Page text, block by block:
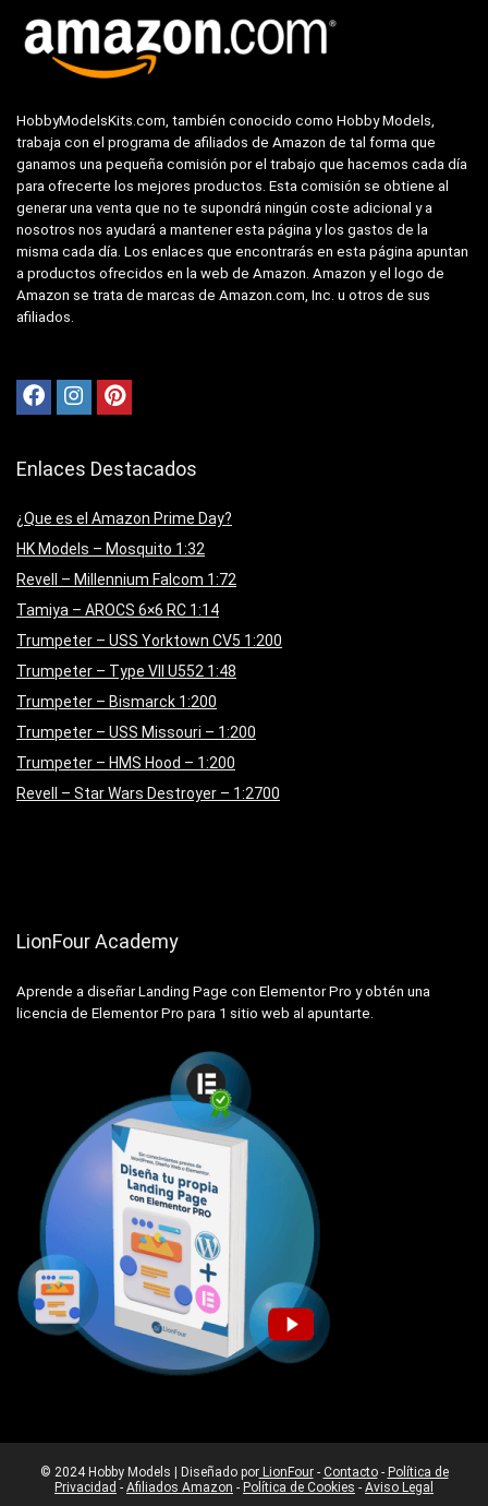
HobbyModelsKits.com, también conocido como Hobby Models,
trabaja con el programa de afiliados de Amazon de tal forma que
ganamos una pequeña comisión por el trabajo que hacemos cada día
para ofrecerte los mejores productos. Esta comisión se obtiene al
generar una venta que no te supondrá ningún coste adicional y a
nosotros nos ayudará a mantener esta página y los gastos de la
misma cada día. Los enlaces que encontrarás en esta página apuntan
a productos ofrecidos en la web de Amazon. Amazon y el logo de
Amazon se trata de marcas de Amazon.com, Inc. u otros de sus
afiliados.
Enlaces Destacados
¿Que es el Amazon Prime Day?
HK Models – Mosquito 1:32
Revell – Millennium Falcom 1:72
Tamiya – AROCS 6×6 RC 1:14
Trumpeter – USS Yorktown CV5 1:200
Trumpeter – Type VII U552 1:48
Trumpeter – Bismarck 1:200
Trumpeter – USS Missouri – 1:200
Trumpeter – HMS Hood – 1:200
Revell – Star Wars Destroyer – 1:2700
LionFour Academy
Aprende a diseñar Landing Page con Elementor Pro y obtén una
licencia de Elementor Pro para 1 sitio web al apuntarte.
© 2024 Hobby Models | Diseñado porLionFour- Contacto- Política de
Privacidad - Afiliados Amazon - Política de Cookies - Aviso Legal